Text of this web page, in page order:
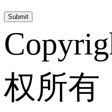
权所有